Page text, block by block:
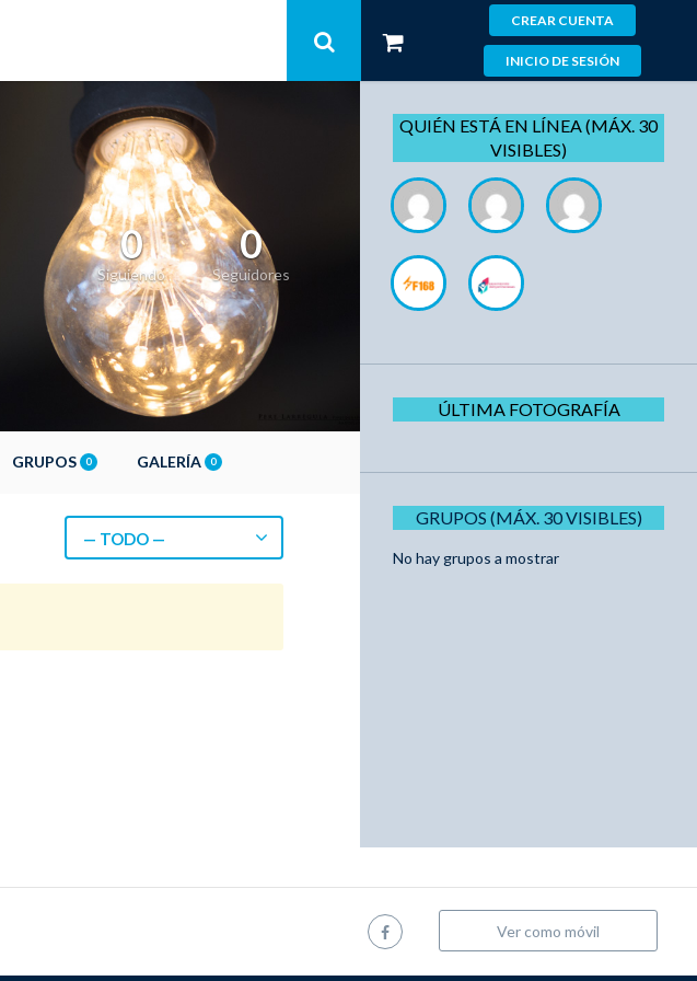
CREAR CUENTA
INICIO DE SESIÓN
0
Siguiendo
0
Seguidores
GRUPOS 0 GALERÍA 0
— TODO —
QUIÉN ESTÁ EN LÍNEA (MÁX. 30
VISIBLES)
ÚLTIMA FOTOGRAFÍA
GRUPOS (MÁX. 30 VISIBLES)
No hay grupos a mostrar